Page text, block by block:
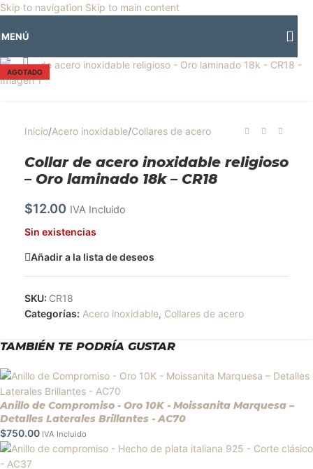
Skip to navigation Skip to main content
🎡Horario especial por vacaciones agostinas
MENÚ
AGOTADO
Clic para ampliar
Inicio/Acero inoxidable/Collares de acero
Collar de acero inoxidable religioso
– Oro laminado 18k – CR18
$12.00 IVA Incluido
Sin existencias
Añadir a la lista de deseos
SKU: CR18
Categorías: Acero inoxidable, Collares de acero
TAMBIÉN TE PODRÍA GUSTAR
Anillo de Compromiso - Oro 10K - Moissanita Marquesa –
Detalles Laterales Brillantes - AC70
$750.00 IVA Incluido